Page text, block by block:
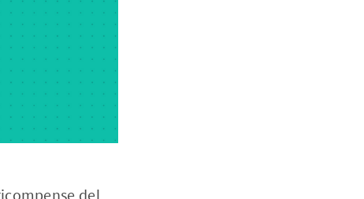
del